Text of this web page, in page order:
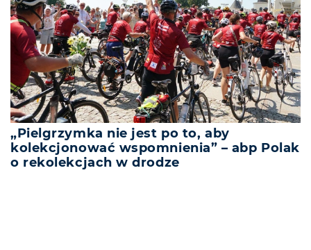
„Pielgrzymka nie jest po to, aby
kolekcjonować wspomnienia” – abp Polak
o rekolekcjach w drodze